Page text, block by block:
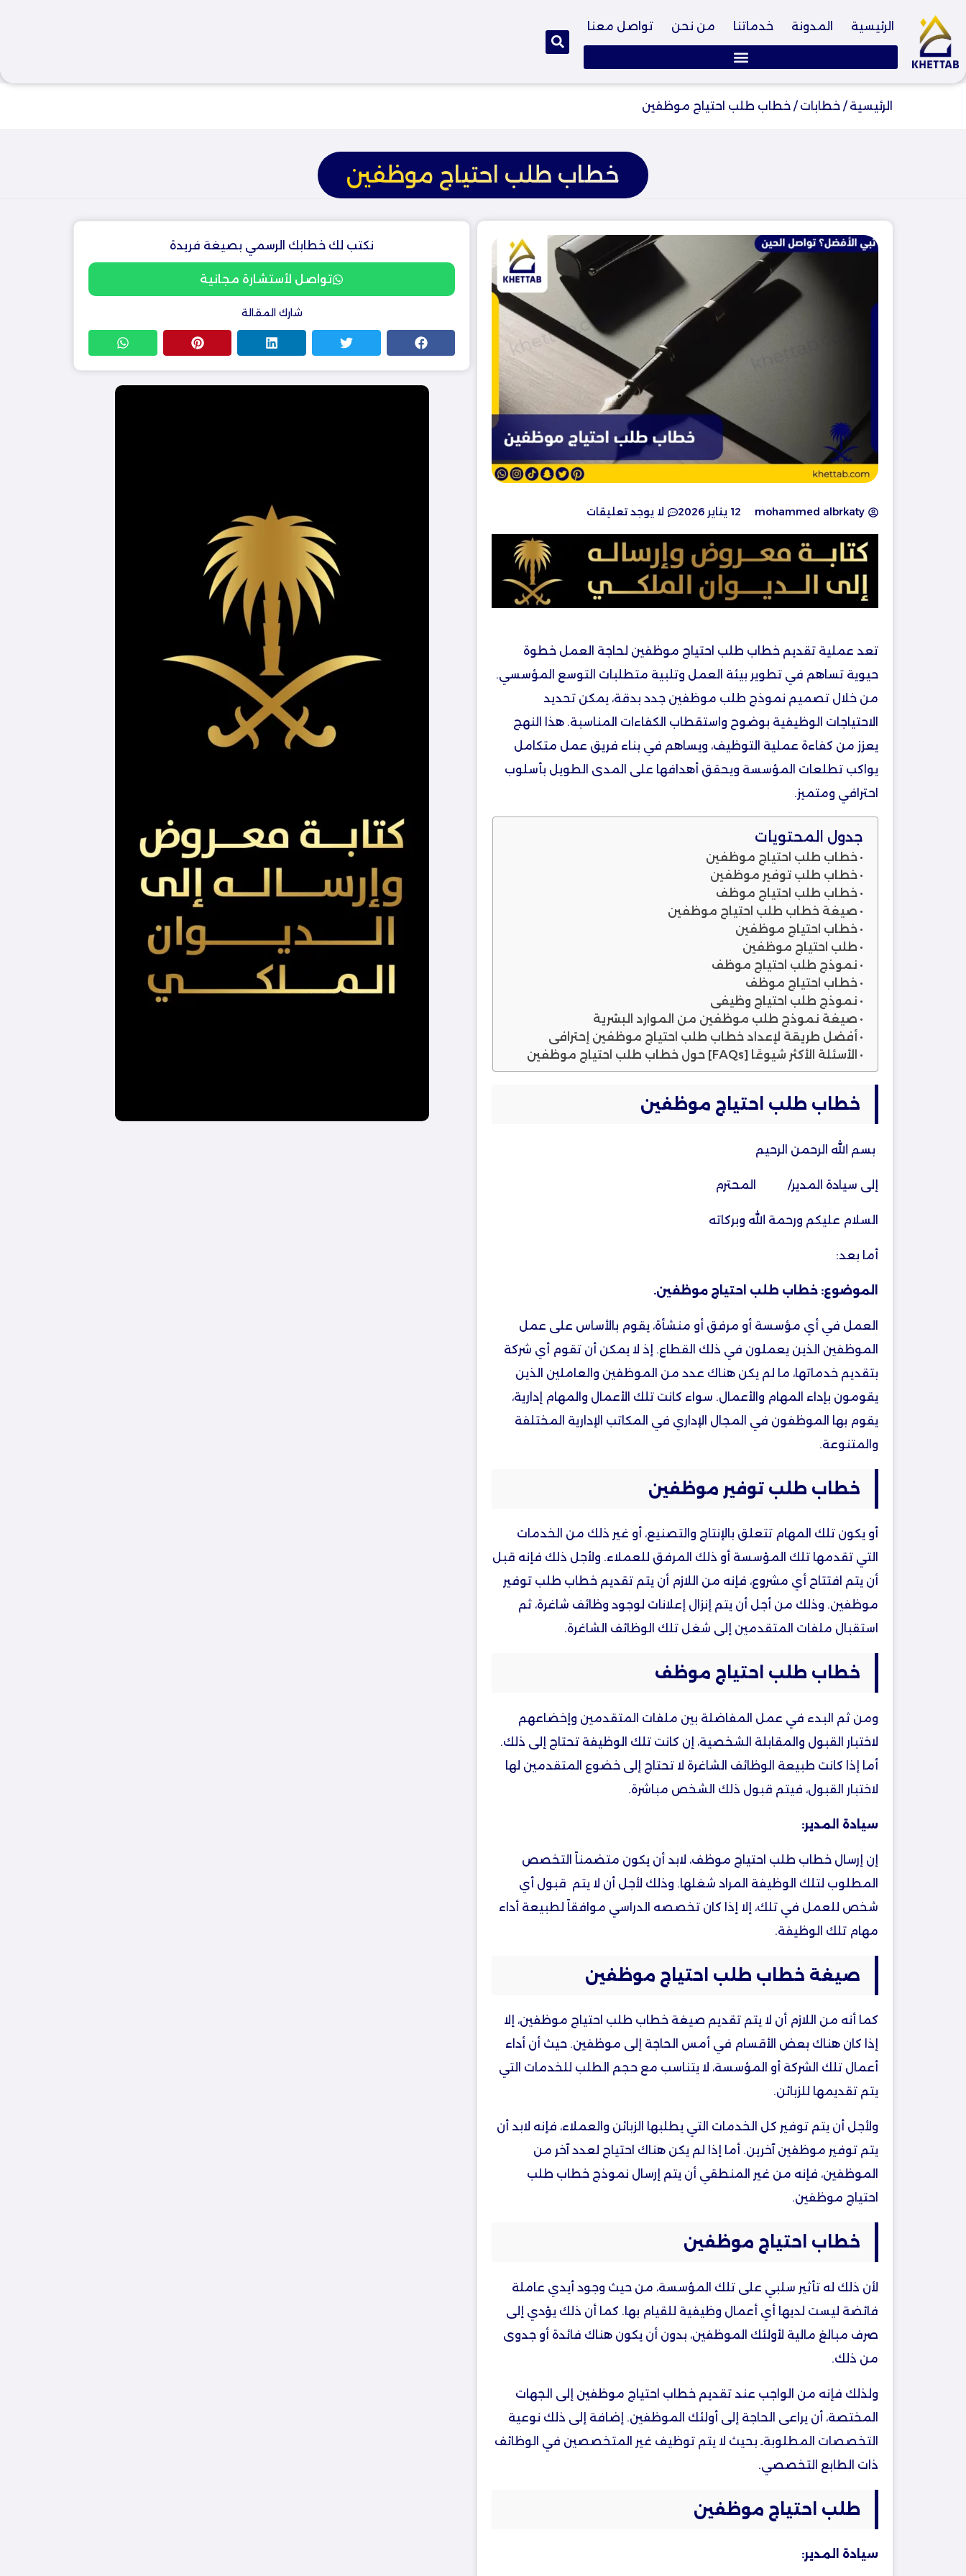
الرئيسية المدونة خدماتنا من نحن تواصل معنا
الرئيسية / خطابات / خطاب طلب احتياج موظفين
خطاب طلب احتياج موظفين
mohammed albrkaty 12 يناير 2026 لا يوجد تعليقات
تعد عملية تقديم خطاب طلب احتياج موظفين لحاجة العمل خطوة
حيوية تساهم في تطوير بيئة العمل وتلبية متطلبات التوسع المؤسسي.
من خلال تصميم نموذج طلب موظفين جدد بدقة، يمكن تحديد
الاحتياجات الوظيفية بوضوح واستقطاب الكفاءات المناسبة. هذا النهج
يعزز من كفاءة عملية التوظيف، ويساهم في بناء فريق عمل متكامل
يواكب تطلعات المؤسسة ويحقق أهدافها على المدى الطويل بأسلوب
احترافي ومتميز.
جدول المحتويات
خطاب طلب احتياج موظفين
خطاب طلب توفير موظفين
خطاب طلب احتياج موظف
صيغة خطاب طلب احتياج موظفين
خطاب احتياج موظفين
طلب احتياج موظفين
نموذج طلب احتياج موظف
خطاب احتياج موظف
نموذج طلب احتياج وظيفي
صيغة نموذج طلب موظفين من الموارد البشرية
أفضل طريقة لإعداد خطاب طلب احتياج موظفين إحترافي
الأسئلة الأكثر شيوعًا [FAQs] حول خطاب طلب احتياج موظفين
خطاب طلب احتياج موظفين
بسم الله الرحمن الرحيم
إلى سيادة المدير/ المحترم
السلام عليكم ورحمة الله وبركاته
أما بعد:
الموضوع: خطاب طلب احتياج موظفين.
العمل في أي مؤسسة أو مرفق أو منشأة، يقوم بالأساس على عمل
الموظفين الذين يعملون في ذلك القطاع. إذ لا يمكن أن تقوم أي شركة
بتقديم خدماتها، ما لم يكن هناك عدد من الموظفين والعاملين الذين
يقومون بإداء المهام والأعمال. سواء كانت تلك الأعمال والمهام إدارية،
يقوم بها الموظفون في المجال الإداري في المكاتب الإدارية المختلفة
والمتنوعة.
خطاب طلب توفير موظفين
أو يكون تلك المهام تتعلق بالإنتاج والتصنيع، أو غير ذلك من الخدمات
التي تقدمها تلك المؤسسة أو ذلك المرفق للعملاء. ولأجل ذلك فإنه قبل
أن يتم افتتاح أي مشروع، فإنه من اللازم أن يتم تقديم خطاب طلب توفير
موظفين. وذلك من أجل أن يتم إنزال إعلانات لوجود وظائف شاغرة، ثم
استقبال ملفات المتقدمين إلى شغل تلك الوظائف الشاغرة.
خطاب طلب احتياج موظف
ومن ثم البدء في عمل المفاضلة بين ملفات المتقدمين وإخضاعهم
لاختبار القبول والمقابلة الشخصية، إن كانت تلك الوظيفة تحتاج إلى ذلك.
أما إذا كانت طبيعة الوظائف الشاغرة لا تحتاج إلى خضوع المتقدمين لها
لاختبار القبول، فيتم قبول ذلك الشخص مباشرة.
سيادة المدير:
إن إرسال خطاب طلب احتياج موظف، لابد أن يكون متضمناً التخصص
المطلوب لتلك الوظيفة المراد شغلها. وذلك لأجل أن لا يتم قبول أي
شخص للعمل في تلك، إلا إذا كان تخصصه الدراسي موافقاً لطبيعة أداء
مهام تلك الوظيفة.
صيغة خطاب طلب احتياج موظفين
كما أنه من اللازم أن لا يتم تقديم صيغة خطاب طلب احتياج موظفين، إلا
إذا كان هناك بعض الأقسام في أمس الحاجة إلى موظفين. حيث أن أداء
أعمال تلك الشركة أو المؤسسة، لا يتناسب مع حجم الطلب للخدمات التي
يتم تقديمها للزبائن.
ولأجل أن يتم توفير كل الخدمات التي يطلبها الزبائن والعملاء، فإنه لابد أن
يتم توفير موظفين آخرين. أما إذا لم يكن هناك احتياج لعدد آخر من
الموظفين، فإنه من غير المنطقي أن يتم إرسال نموذج خطاب طلب
احتياج موظفين.
خطاب احتياج موظفين
لأن ذلك له تأثير سلبي على تلك المؤسسة، من حيث وجود أيدي عاملة
فائضة ليست لديها أي أعمال وظيفية للقيام بها. كما أن ذلك يؤدي إلى
صرف مبالغ مالية لأولئك الموظفين، بدون أن يكون هناك فائدة أو جدوى
من ذلك.
ولذلك فإنه من الواجب عند تقديم خطاب احتياج موظفين إلى الجهات
المختصة، أن يراعى الحاجة إلى أولئك الموظفين. إضافة إلى ذلك نوعية
التخصصات المطلوبةـ بحيث لا يتم توظيف غير المتخصصين في الوظائف
ذات الطابع التخصصي.
طلب احتياج موظفين
سيادة المدير:
نكتب لك خطابك الرسمي بصيغة فريدة
تواصل لأستشارة مجانية
شارك المقالة